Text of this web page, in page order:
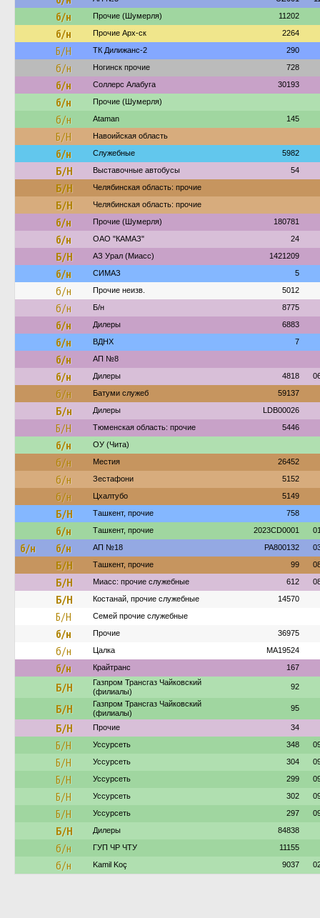
б/н Прочие (Шумерля) 11202
б/н Прочие Арх-ск 2264
Б/Н ТК Дилижанс-2 290
б/н Ногинск прочие 728
б/н Соллерс Алабуга 30193
б/н Прочие (Шумерля)
б/н Ataman 145
Б/Н Навоийская область
б/н Служебные 5982
Б/Н Выставочные автобусы 54
Б/Н Челябинская область: прочие
Б/Н Челябинская область: прочие
б/н Прочие (Шумерля) 180781
б/н ОАО "КАМАЗ" 24
Б/Н АЗ Урал (Миасс) 1421209
б/н СИМАЗ 5
б/н Прочие неизв. 5012
б/н Б/н 8775
б/н Дилеры 6883
б/н ВДНХ 7
б/н АП №8
б/н Дилеры 4818
б/н Батуми служеб 59137
Б/н Дилеры LDB00026
Б/Н Тюменская область: прочие 5446
б/н ОУ (Чита)
б/н Местия 26452
б/н Зестафони 5152
б/н Цхалтубо 5149
Б/Н Ташкент, прочие 758
б/н Ташкент, прочие 2023CD0001
б/н б/н АП №18 PA800132
Б/Н Ташкент, прочие 99
Б/Н Миасс: прочие служебные 612
Б/Н Костанай, прочие служебные 14570
Б/Н Семей прочие служебные
б/н Прочие 36975
б/н Цалка MA19524
б/н Крайтранс 167
Б/Н
Газпром Трансгаз Чайковский
(филиалы)
92
Б/Н
Газпром Трансгаз Чайковский
(филиалы)
95
Б/Н Прочие 34
Б/Н Уссурсеть 348
Б/Н Уссурсеть 304
Б/Н Уссурсеть 299
Б/Н Уссурсеть 302
Б/Н Уссурсеть 297
Б/Н Дилеры 84838
б/н ГУП ЧР ЧТУ 11155
б/н Kamil Koç 9037